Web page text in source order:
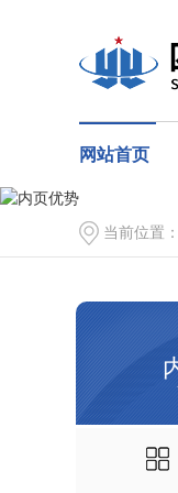
网站首页
当前位置：